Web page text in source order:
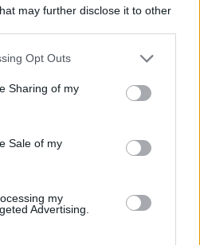
may further disclose it to other
Opt Outs
Sharing of my
Sale of my
my
Advertising.
Tragjedi në Rrugën e